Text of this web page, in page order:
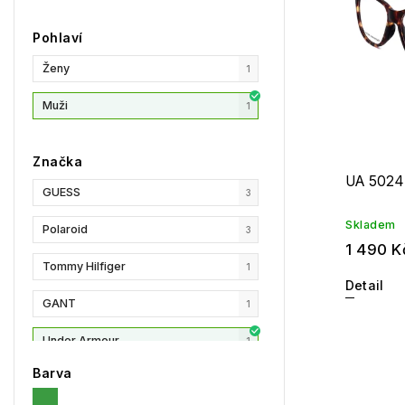
Pohlaví
Ženy 1
Muži 1
Značka
GUESS 3
Polaroid 3
Tommy Hilfiger 1
GANT 1
Under Armour 1
Privé Revaux
Barva
UA
Skladem
1 490
Detail